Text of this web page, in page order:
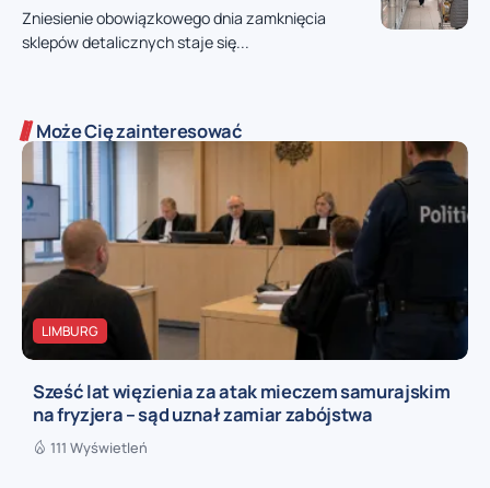
Zniesienie obowiązkowego dnia zamknięcia
sklepów detalicznych staje się...
Może Cię zainteresować
LIMBURG
Sześć lat więzienia za atak mieczem samurajskim
na fryzjera – sąd uznał zamiar zabójstwa
111 Wyświetleń